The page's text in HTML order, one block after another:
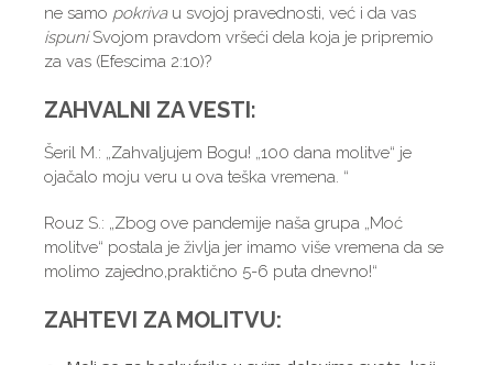
ne samo pokrivau svojoj pravednosti, već i da vas
ispuniSvojom pravdom vršeći dela koja je pripremio
za vas (Efescima 2:10)?
ZAHVALNI ZA VESTI:
Šeril M.: „Zahvalјujem Bogu! „100 dana molitve“ je
ojačalo moju veru u ova teška vremena. “
Rouz S.: „Zbog ove pandemije naša grupa „Moć
molitve“ postala je živlјa jer imamo više vremena da se
molimo zajedno,praktično 5-6 puta dnevno!“
ZAHTEVI ZA MOLITVU: